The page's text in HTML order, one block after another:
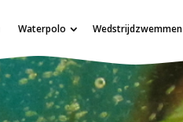
Waterpolo Wedstrijdzwemmen